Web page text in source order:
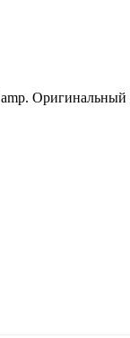
Oригинальный